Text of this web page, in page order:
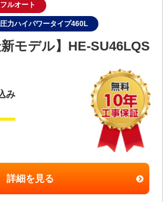
ルオート
力ハイパワータイプ460L
新モデル】HE-SU46LQS
み
詳細を見る